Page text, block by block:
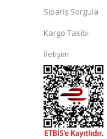
Sipariş Sorgula
Kargo Takibi
İletişim